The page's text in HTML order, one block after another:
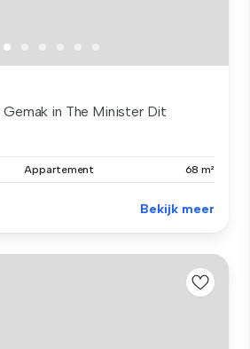
in The Minister Dit
Appartement 68 m²
Bekijk meer